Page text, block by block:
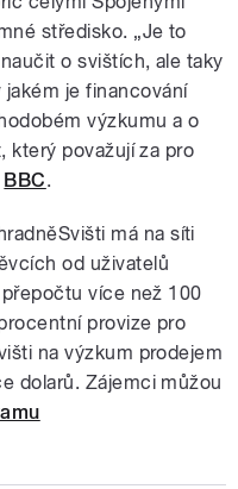
středisko. „Je to
o svištích, ale taky
je financování
výzkumu a o
který považují za pro
BBC.
má na síti
od uživatelů
více než 100
provize pro
na výzkum prodejem
dolarů. Zájemci můžou